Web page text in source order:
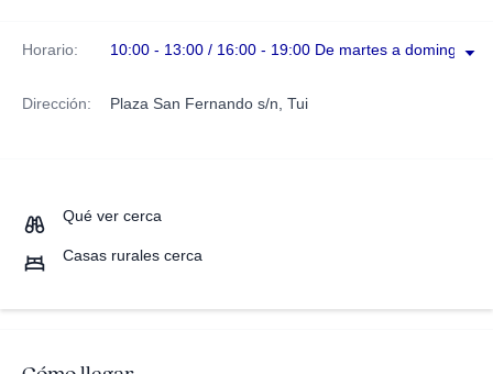
Horario: 10:00 - 13:00 / 16:00 - 19:00 De martes a domingo
Dirección: Plaza San Fernando s/n, Tui
Qué ver cerca
Casas rurales cerca